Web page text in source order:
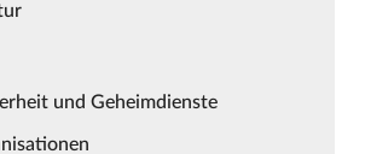
und Geheimdienste